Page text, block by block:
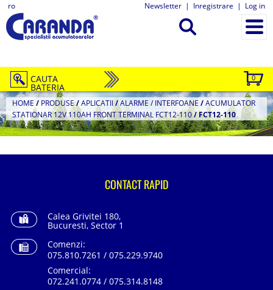
ro Newsletter | Inregistrare | Log in
0
CAUTA
BATERIA
HOME / PRODUSE/APLICATII/ALARME / INTERFOANE /ACUMULATOR
STATIONAR 12V 110AH FRONT TERMINAL FCT12-110/FCT12-110
CONTACT RAPID
Calea Grivitei 180,
Bucuresti, Sector 1
Comenzi:
075.810.7261 / 075.229.9740
Comercial:
072.241.0774 / 075.314.8148